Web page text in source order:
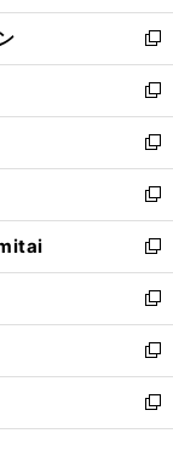
開
く
ウ
で
開
く
ン
ド
ウ
で
開
く
ウ
ィ
ン
ド
ウ
で
開
く
新
し
い
ウ
ィ
ン
ド
ウ
で
開
く
新
し
い
ウ
ィ
ン
ド
ウ
で
開
く
新
し
い
ウ
ィ
ン
ド
ウ
で
開
く
新
し
い
ウ
ィ
ン
ド
ウ
で
開
新
し
い
ウ
ィ
ン
ド
ウ
新
し
い
ウ
ィ
ン
新
し
い
ウ
新
し